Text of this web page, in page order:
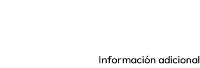
Información adicional